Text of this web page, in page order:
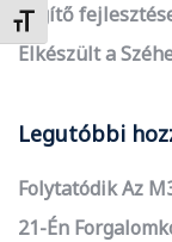
Betűméret váltása
segítő
Elkészült a
Legutóbbi
Folytatódik Az
21-Én